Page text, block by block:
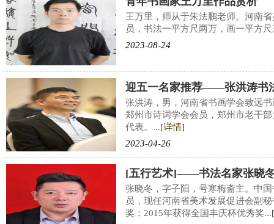
王万里，师从于朱法鹏老师。河南
员，书法一平方尺两万，画一平方
2023-08-24
迎五一名家推荐——张洪涛书
张洪涛，男，河南省书画学会致远
郑州市诗词学会会员，郑州市老干
代表。...[详情]
2023-04-26
[五行艺术]——书法名家张晓
张晓冬，字子阳，号寒梅斋主。中
员，现任河南省美术发展促进会副
奖；2015年获得全国丰庆杯优秀奖...[